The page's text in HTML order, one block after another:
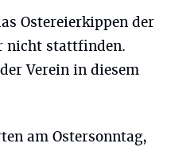
Ostereierkippen der
nicht stattfinden.
Verein in diesem
am Ostersonntag,